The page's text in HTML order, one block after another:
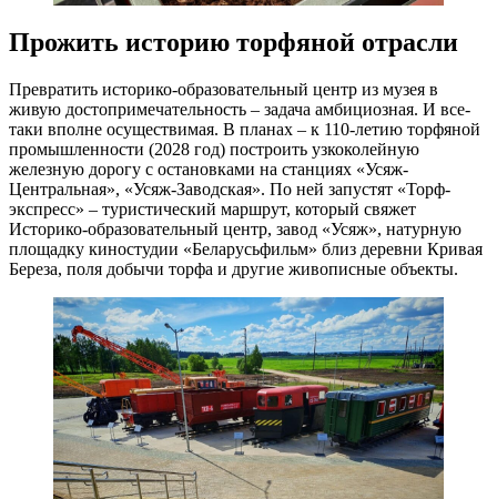
Прожить историю торфяной отрасли
Превратить историко-образовательный центр из музея в
живую достопримечательность – задача амбициозная. И все-
таки вполне осуществимая. В планах – к 110-летию торфяной
промышленности (2028 год) построить узкоколейную
железную дорогу с остановками на станциях «Усяж-
Центральная», «Усяж-Заводская». По ней запустят «Торф-
экспресс» – туристический маршрут, который свяжет
Историко-образовательный центр, завод «Усяж», натурную
площадку киностудии «Беларусьфильм» близ деревни Кривая
Береза, поля добычи торфа и другие живописные объекты.